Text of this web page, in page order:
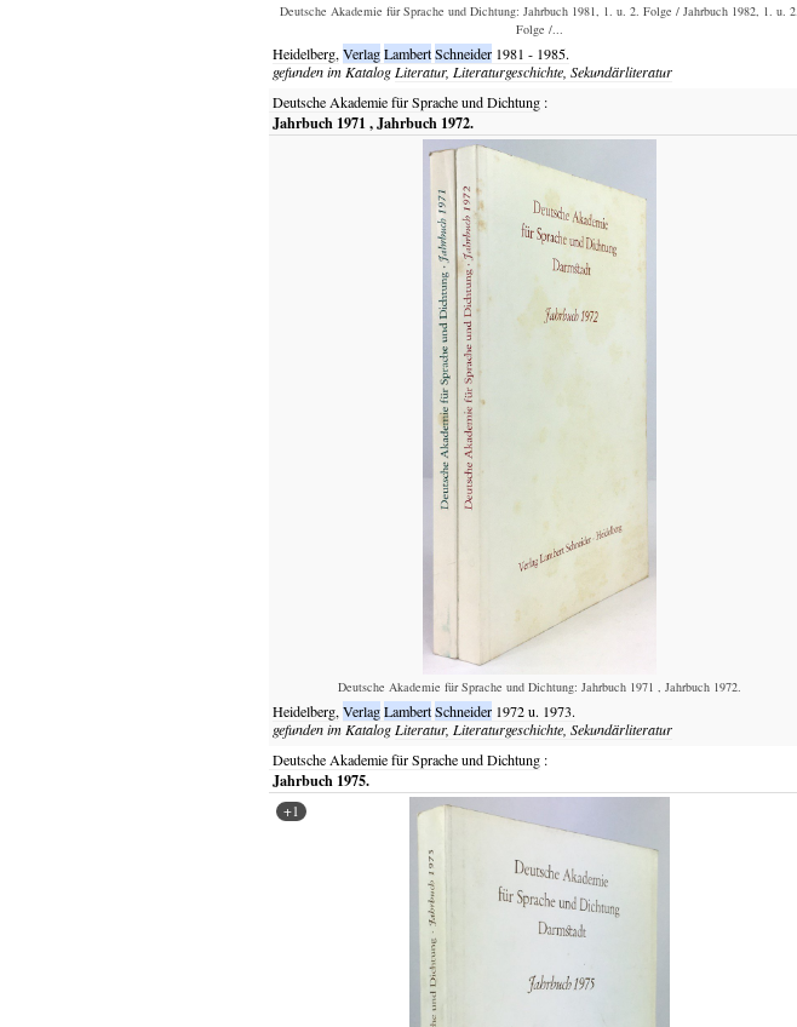
Deutsche Akademie für Sprache und Dichtung: Jahrbuch 1981, 1. u. 2. Folge / Jahrbuch 1982, 1. u. 2.
Folge /...
Heidelberg, Verlag Lambert Schneider 1981 - 1985.
gefunden im Katalog Literatur, Literaturgeschichte, Sekundärliteratur
Deutsche Akademie für Sprache und Dichtung:
Jahrbuch 1971 , Jahrbuch 1972.
Deutsche Akademie für Sprache und Dichtung: Jahrbuch 1971 , Jahrbuch 1972.
Heidelberg, Verlag Lambert Schneider 1972 u. 1973.
gefunden im Katalog Literatur, Literaturgeschichte, Sekundärliteratur
Deutsche Akademie für Sprache und Dichtung:
Jahrbuch 1975.
+1